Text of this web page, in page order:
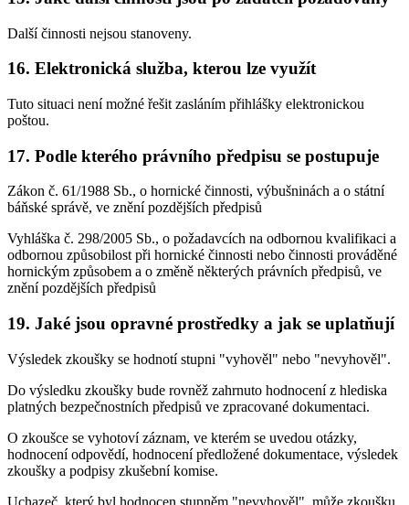
Další činnosti nejsou stanoveny.
16. Elektronická služba, kterou lze využít
Tuto situaci není možné řešit zasláním přihlášky elektronickou
poštou.
17. Podle kterého právního předpisu se postupuje
Zákon č. 61/1988 Sb., o hornické činnosti, výbušninách a o státní
báňské správě, ve znění pozdějších předpisů
Vyhláška č. 298/2005 Sb., o požadavcích na odbornou kvalifikaci a
odbornou způsobilost při hornické činnosti nebo činnosti prováděné
hornickým způsobem a o změně některých právních předpisů, ve
znění pozdějších předpisů
19. Jaké jsou opravné prostředky a jak se uplatňují
Výsledek zkoušky se hodnotí stupni "vyhověl" nebo "nevyhověl".
Do výsledku zkoušky bude rovněž zahrnuto hodnocení z hlediska
platných bezpečnostních předpisů ve zpracované dokumentaci.
O zkoušce se vyhotoví záznam, ve kterém se uvedou otázky,
hodnocení odpovědí, hodnocení předložené dokumentace, výsledek
zkoušky a podpisy zkušební komise.
Uchazeč, který byl hodnocen stupněm "nevyhověl", může zkoušku